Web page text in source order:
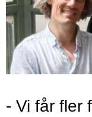
- Vi får fler